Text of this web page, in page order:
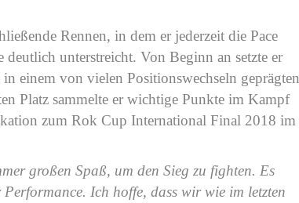
Rennen, in dem er jederzeit die Pace
unterstreicht. Von Beginn an setzte er
einem von vielen Positionswechseln geprägten
Platz sammelte er wichtige Punkte im Kampf
zum Rok Cup International Final 2018 im
großen Spaß, um den Sieg zu fighten. Es
Ich hoffe, dass wir wie im letzten